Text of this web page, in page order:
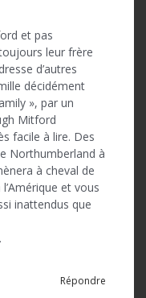
et pas
leur frère
d’autres
décidément
», par un
Mitford
facile à lire. Des
Northumberland à
à cheval de
et vous
inattendus que
Répondre